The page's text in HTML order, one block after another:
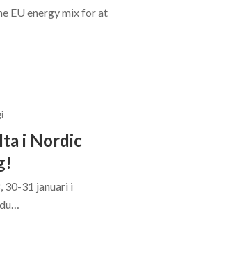
EU energy mix for at
i Nordic
30-31 januari i